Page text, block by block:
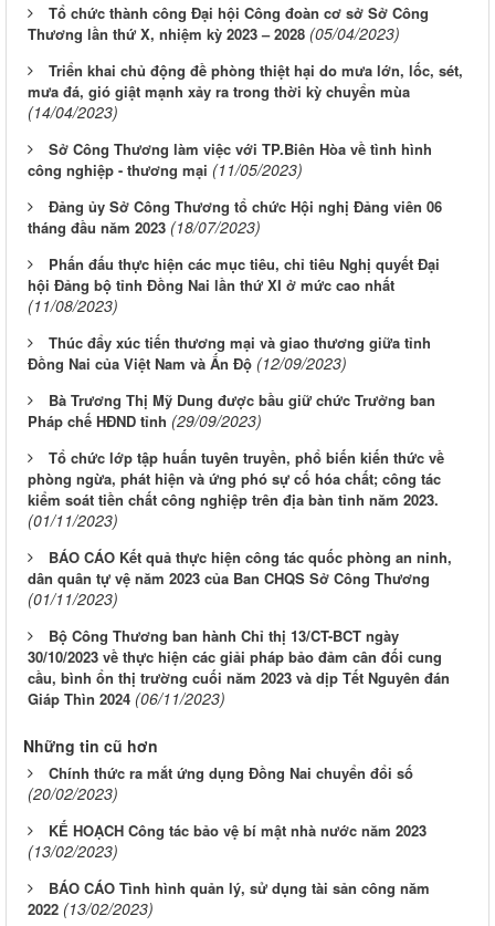
Tổ chức thành công Đại hội Công đoàn cơ sở Sở Công
Thương lần thứ X, nhiệm kỳ 2023 – 2028 (05/04/2023)
Triển khai chủ động đề phòng thiệt hại do mưa lớn, lốc, sét,
mưa đá, gió giật mạnh xảy ra trong thời kỳ chuyển mùa
(14/04/2023)
Sở Công Thương làm việc với TP.Biên Hòa về tình hình
công nghiệp - thương mại (11/05/2023)
Đảng ủy Sở Công Thương tổ chức Hội nghị Đảng viên 06
tháng đầu năm 2023 (18/07/2023)
Phấn đấu thực hiện các mục tiêu, chỉ tiêu Nghị quyết Đại
hội Đảng bộ tỉnh Đồng Nai lần thứ XI ở mức cao nhất
(11/08/2023)
Thúc đẩy xúc tiến thương mại và giao thương giữa tỉnh
Đồng Nai của Việt Nam và Ấn Độ (12/09/2023)
Bà Trương Thị Mỹ Dung được bầu giữ chức Trưởng ban
Pháp chế HĐND tỉnh (29/09/2023)
Tổ chức lớp tập huấn tuyên truyền, phổ biến kiến thức về
phòng ngừa, phát hiện và ứng phó sự cố hóa chất; công tác
kiểm soát tiền chất công nghiệp trên địa bàn tỉnh năm 2023.
(01/11/2023)
BÁO CÁO Kết quả thực hiện công tác quốc phòng an ninh,
dân quân tự vệ năm 2023 của Ban CHQS Sở Công Thương
(01/11/2023)
Bộ Công Thương ban hành Chỉ thị 13/CT-BCT ngày
30/10/2023 về thực hiện các giải pháp bảo đảm cân đối cung
cầu, bình ổn thị trường cuối năm 2023 và dịp Tết Nguyên đán
Giáp Thìn 2024 (06/11/2023)
Những tin cũ hơn
Chính thức ra mắt ứng dụng Đồng Nai chuyển đổi số
(20/02/2023)
KẾ HOẠCH Công tác bảo vệ bí mật nhà nước năm 2023
(13/02/2023)
BÁO CÁO Tình hình quản lý, sử dụng tài sản công năm
2022 (13/02/2023)